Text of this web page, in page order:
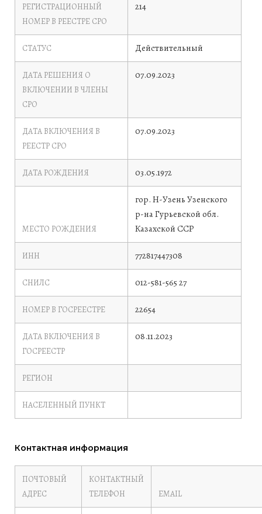
РЕГИСТРАЦИОННЫЙ
НОМЕР В РЕЕСТРЕ СРО
214
СТАТУС Действительный
ДАТА РЕШЕНИЯ О
ВКЛЮЧЕНИИ В ЧЛЕНЫ
СРО
07.09.2023
ДАТА ВКЛЮЧЕНИЯ В
РЕЕСТР СРО
07.09.2023
ДАТА РОЖДЕНИЯ 03.05.1972
МЕСТО РОЖДЕНИЯ
гор. Н-Узень Узенского
р-на Гурьевской обл.
Казахской ССР
ИНН 772817447308
СНИЛС 012-581-565 27
НОМЕР В ГОСРЕЕСТРЕ 22654
ДАТА ВКЛЮЧЕНИЯ В
ГОСРЕЕСТР
08.11.2023
РЕГИОН
НАСЕЛЕННЫЙ ПУНКТ
Контактная информация
ПОЧТОВЫЙ
АДРЕС
КОНТАКТНЫЙ
ТЕЛЕФОН
EMAIL